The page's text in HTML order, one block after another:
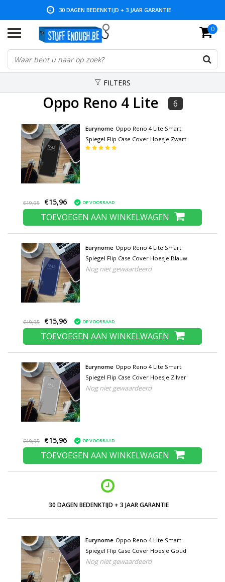
30 DAGEN BEDENKTIJD + 3 JAAR GARANTIE
LAGE PRIJZEN EN RUIM ASSORTIMENT 0
FILTERS
Oppo Reno 4 Lite 6
Eurynome Oppo Reno 4 Lite Smart
Spiegel Flip Case Cover Hoesje Zwart
€19,95 €15,96 OP VOORRAAD
TOEVOEGEN AAN WINKELWAGEN
Eurynome Oppo Reno 4 Lite Smart
Spiegel Flip Case Cover Hoesje Blauw
Nog niet gewaardeerd
€19,95 €15,96 OP VOORRAAD
TOEVOEGEN AAN WINKELWAGEN
Eurynome Oppo Reno 4 Lite Smart
Spiegel Flip Case Cover Hoesje Zilver
Nog niet gewaardeerd
€19,95 €15,96 OP VOORRAAD
TOEVOEGEN AAN WINKELWAGEN
30 DAGEN BEDENKTIJD + 3 JAAR GARANTIE
Eurynome Oppo Reno 4 Lite Smart
Spiegel Flip Case Cover Hoesje Goud
Nog niet gewaardeerd